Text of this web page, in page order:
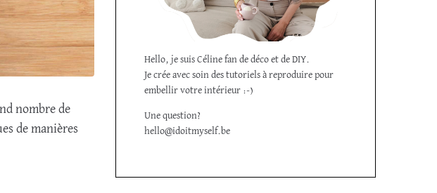
nombre de
de manières
Hello, je suis Céline fan de déco et de DIY.
Je crée avec soin des tutoriels à reproduire pour
embellir votre intérieur :-)
Une question?
hello@idoitmyself.be